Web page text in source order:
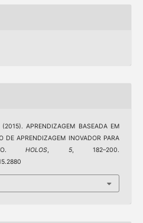
APRENDIZAGEM BASEADA EM
DE APRENDIZAGEM INOVADOR PARA
HOLOS, 5, 182–200.